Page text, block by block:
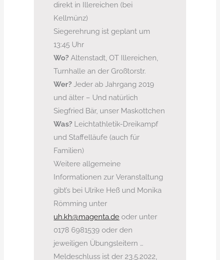
direkt in Illereichen (bei
Kellmünz)
Siegerehrung ist geplant um
13:45 Uhr
Wo? Altenstadt, OT Illereichen,
Turnhalle an der Großtorstr.
Wer? Jeder ab Jahrgang 2019
und älter – Und natürlich
Siegfried Bär, unser Maskottchen
Was? Leichtathletik-Dreikampf
und Staffelläufe (auch für
Familien)
Weitere allgemeine
Informationen zur Veranstaltung
gibt’s bei Ulrike Heß und Monika
Römming unter
uh.kh@magenta.de oder unter
0178 6981539 oder den
jeweiligen Übungsleitern …
Meldeschluss ist der 23.5.2022,